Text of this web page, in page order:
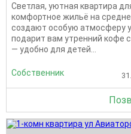
Светлая, уютная квартира
комфортное жильё на
создают особую атмосферу
подарит вам утренний кофе
— удобно для детей...
Собственник